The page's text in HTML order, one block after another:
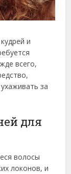
и
всего,
за
для
волосы
локонов, и